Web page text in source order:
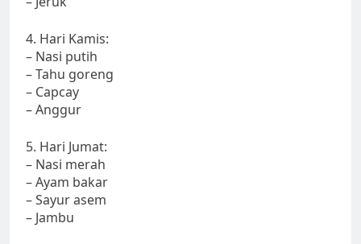
4. Hari Kamis:
– Nasi putih
– Tahu goreng
– Capcay
– Anggur
5. Hari Jumat:
– Nasi merah
– Ayam bakar
– Sayur asem
– Jambu